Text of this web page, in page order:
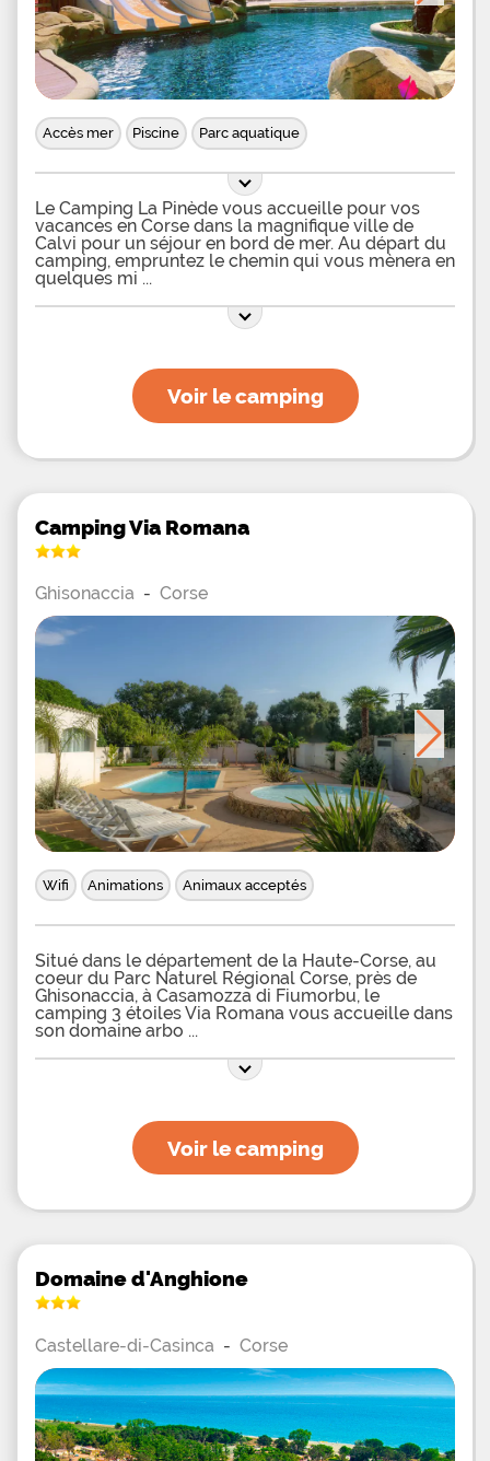
Accès mer Piscine Parc aquatique
Le Camping La Pinède vous accueille pour vos
vacances en Corse dans la magnifique ville de
Calvi pour un séjour en bord de mer. Au départ du
camping, empruntez le chemin qui vous mènera en
quelques mi
Voir le camping
Camping Via Romana
Ghisonaccia - Corse
Wifi Animations Animaux acceptés
Situé dans le département de la Haute-Corse, au
coeur du Parc Naturel Régional Corse, près de
Ghisonaccia, à Casamozza di Fiumorbu, le
camping 3 étoiles Via Romana vous accueille dans
son domaine arbo
Voir le camping
Domaine d'Anghione
Castellare-di-Casinca - Corse